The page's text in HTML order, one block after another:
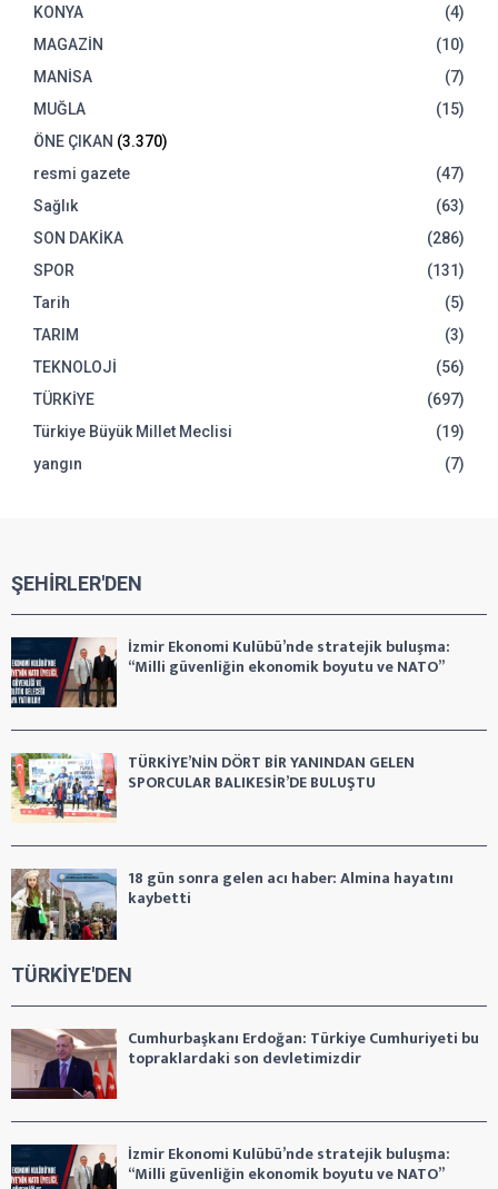
KONYA
(4)
MAGAZİN
(10)
MANİSA
(7)
MUĞLA
(15)
ÖNE ÇIKAN (3.370)
resmi gazete
(47)
Sağlık
(63)
SON DAKİKA
(286)
SPOR
(131)
Tarih
(5)
TARIM
(3)
TEKNOLOJİ
(56)
TÜRKİYE
(697)
Türkiye Büyük Millet Meclisi
(19)
yangın
(7)
ŞEHİRLER'DEN
İzmir Ekonomi Kulübü’nde stratejik buluşma:
“Milli güvenliğin ekonomik boyutu ve NATO”
TÜRKİYE’NİN DÖRT BİR YANINDAN GELEN
SPORCULAR BALIKESİR’DE BULUŞTU
18 gün sonra gelen acı haber: Almina hayatını
kaybetti
TÜRKİYE'DEN
Cumhurbaşkanı Erdoğan: Türkiye Cumhuriyeti bu
topraklardaki son devletimizdir
İzmir Ekonomi Kulübü’nde stratejik buluşma:
“Milli güvenliğin ekonomik boyutu ve NATO”